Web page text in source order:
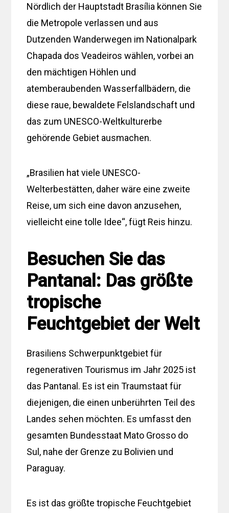
Nördlich der Hauptstadt Brasília können Sie
die Metropole verlassen und aus
Dutzenden Wanderwegen im Nationalpark
Chapada dos Veadeiros wählen, vorbei an
den mächtigen Höhlen und
atemberaubenden Wasserfallbädern, die
diese raue, bewaldete Felslandschaft und
das zum UNESCO-Weltkulturerbe
gehörende Gebiet ausmachen.
„Brasilien hat viele UNESCO-
Welterbestätten, daher wäre eine zweite
Reise, um sich eine davon anzusehen,
vielleicht eine tolle Idee“, fügt Reis hinzu.
Besuchen Sie das
Pantanal: Das größte
tropische
Feuchtgebiet der Welt
Brasiliens Schwerpunktgebiet für
regenerativen Tourismus im Jahr 2025 ist
das Pantanal. Es ist ein Traumstaat für
diejenigen, die einen unberührten Teil des
Landes sehen möchten. Es umfasst den
gesamten Bundesstaat Mato Grosso do
Sul, nahe der Grenze zu Bolivien und
Paraguay.
Es ist das größte tropische Feuchtgebiet